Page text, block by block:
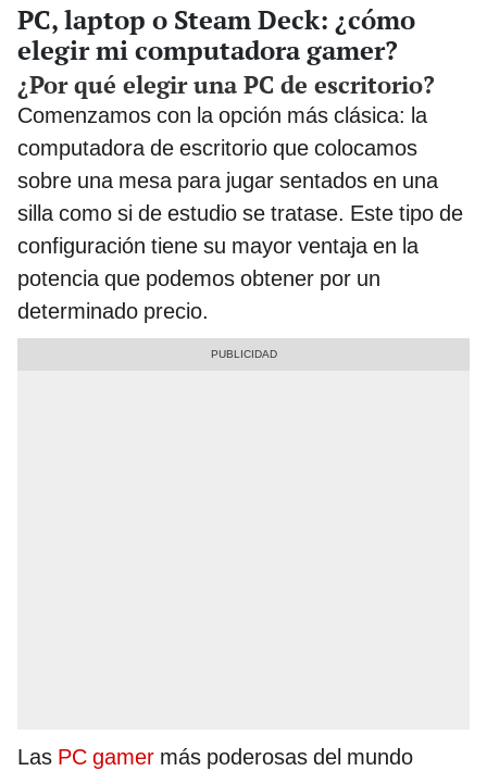
PC, laptop o Steam Deck: ¿cómo
elegir mi computadora gamer?
¿Por qué elegir una PC de escritorio?
Comenzamos con la opción más clásica: la
computadora de escritorio que colocamos
sobre una mesa para jugar sentados en una
silla como si de estudio se tratase. Este tipo de
configuración tiene su mayor ventaja en la
potencia que podemos obtener por un
determinado precio.
Las PC gamer más poderosas del mundo